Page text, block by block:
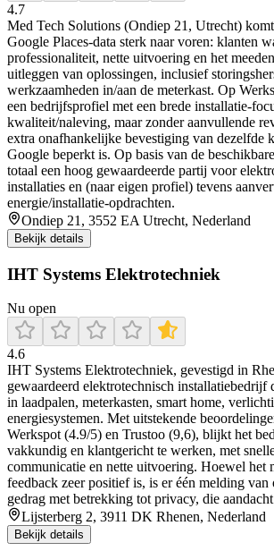
4.7
Med Tech Solutions (Ondiep 21, Utrecht)
Google Places-data sterk naar voren: klanten
professionaliteit, nette uitvoering en het
uitleggen van oplossingen, inclusief
werkzaamheden in/aan de meterkast. Op
een bedrijfsprofiel met een brede installatie-
kwaliteit/naleving, maar zonder aanvullende
extra onafhankelijke bevestiging van dezelfde
Google beperkt is. Op basis van de
totaal een hoog gewaardeerde partij voor
installaties en (naar eigen profiel) tevens
energie/installatie-opdrachten.
Ondiep 21, 3552 EA Utrecht, Nederland
Bekijk details
IHT Systems Elektrotechniek
Nu open
4.6
IHT Systems Elektrotechniek, gevestigd in
gewaardeerd elektrotechnisch installatiebedrijf
in laadpalen, meterkasten, smart home,
energiesystemen. Met uitstekende
Werkspot (4.9/5) en Trustoo (9,6), blijkt het
vakkundig en klantgericht te werken, met
communicatie en nette uitvoering. Hoewel het
feedback zeer positief is, is er één melding van
gedrag met betrekking tot privacy, die
Lijsterberg 2, 3911 DK Rhenen, Nederland
Bekijk details